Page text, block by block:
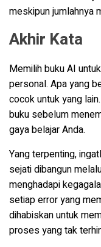
meskipun jumlahnya
Akhir Kata
Memilih buku AI
personal. Apa yang
cocok untuk yang
buku sebelum
gaya belajar Anda.
Yang terpenting,
sejati dibangun
menghadapi
setiap error yang
dihabiskan untuk
proses yang tak